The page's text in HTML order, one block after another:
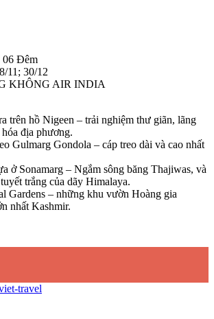
06 Đêm
11; 30/12
KHÔNG AIR INDIA
trên hồ Nigeen – trải nghiệm thư giãn, lãng
địa phương.
Gulmarg Gondola – cáp treo dài và cao nhất
ở Sonamarg – Ngắm sông băng Thajiwas, và
trắng của dãy Himalaya.
Gardens – những khu vườn Hoàng gia
nhất Kashmir.